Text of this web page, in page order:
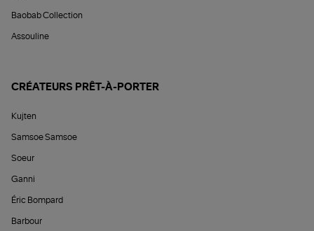
Baobab Collection
Assouline
CRÉATEURS PRÊT-À-PORTER
Kujten
Samsoe Samsoe
Soeur
Ganni
Éric Bompard
Barbour